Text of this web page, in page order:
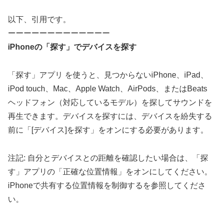
以下、引用です。
ーーーーーーーーーーーーー
iPhoneの「探す」でデバイスを探す
「探す」アプリ を使うと、見つからないiPhone、iPad、
iPod touch、Mac、Apple Watch、AirPods、またはBeats
ヘッドフォン（対応しているモデル）を探してサウンドを
再生できます。デバイスを探すには、デバイスを紛失する
前に「[デバイス]を探す」をオンにする必要があります。
注記: 自分とデバイスとの距離を確認したい場合は、「探
す」アプリの「正確な位置情報」をオンにしてください。
iPhoneで共有する位置情報を制御するを参照してくださ
い。